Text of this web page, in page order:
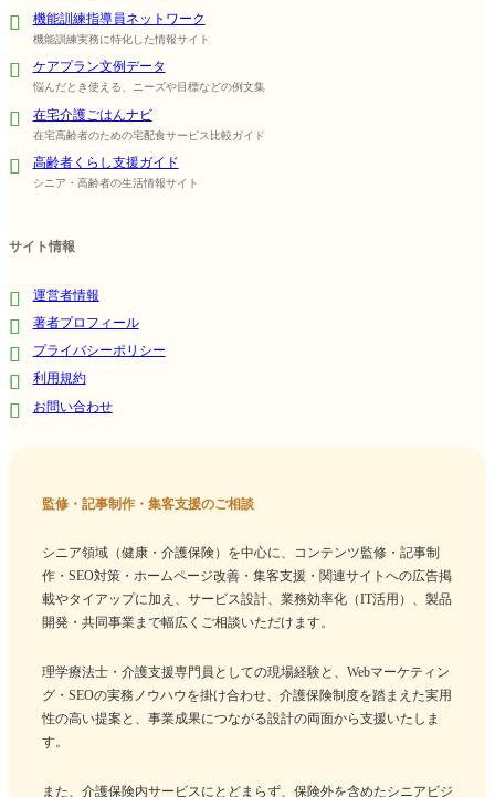
機能訓練指導員ネットワーク
機能訓練実務に特化した情報サイト
ケアプラン文例データ
悩んだとき使える、ニーズや目標などの例文集
在宅介護ごはんナビ
在宅高齢者のための宅配食サービス比較ガイド
高齢者くらし支援ガイド
シニア・高齢者の生活情報サイト
サイト情報
運営者情報
著者プロフィール
プライバシーポリシー
利用規約
お問い合わせ
監修・記事制作・集客支援のご相談
シニア領域（健康・介護保険）を中心に、コンテンツ監修・記事制
作・SEO対策・ホームページ改善・集客支援・関連サイトへの広告掲
載やタイアップに加え、サービス設計、業務効率化（IT活用）、製品
開発・共同事業まで幅広くご相談いただけます。
理学療法士・介護支援専門員としての現場経験と、Webマーケティン
グ・SEOの実務ノウハウを掛け合わせ、介護保険制度を踏まえた実用
性の高い提案と、事業成果につながる設計の両面から支援いたしま
す。
また、介護保険内サービスにとどまらず、保険外を含めたシニアビジ